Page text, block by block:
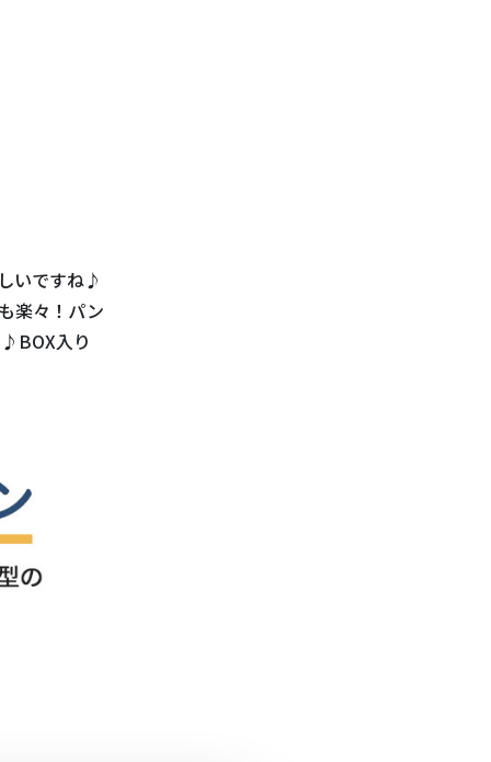
いですね♪
楽々！パン
入り